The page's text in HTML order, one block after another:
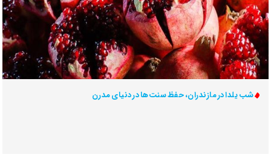
شب یلدا در مازندران، حفظ سنت‌ها در دنیای مدرن